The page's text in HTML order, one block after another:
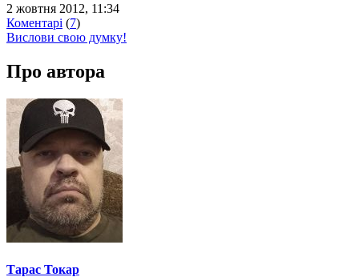
2 жовтня 2012, 11:34
Коментарі (7)
Вислови свою думку!
Про автора
Тарас Токар